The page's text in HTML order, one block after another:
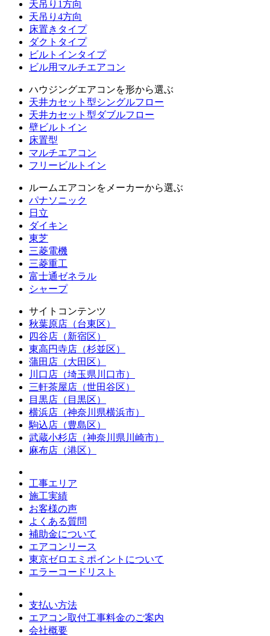
天吊り1方向
天吊り4方向
床置きタイプ
ダクトタイプ
ビルトインタイプ
ビル用マルチエアコン
ハウジングエアコンを形から選ぶ
天井カセット型シングルフロー
天井カセット型ダブルフロー
壁ビルトイン
床置型
マルチエアコン
フリービルトイン
ルームエアコンをメーカーから選ぶ
パナソニック
日立
ダイキン
東芝
三菱電機
三菱重工
富士通ゼネラル
シャープ
サイトコンテンツ
秋葉原店（台東区）
四谷店（新宿区）
東高円寺店（杉並区）
蒲田店（大田区）
川口店（埼玉県川口市）
三軒茶屋店（世田谷区）
目黒店（目黒区）
横浜店（神奈川県横浜市）
駒込店（豊島区）
武蔵小杉店（神奈川県川崎市）
麻布店（港区）
工事エリア
施工実績
お客様の声
よくある質問
補助金について
エアコンリース
東京ゼロエミポイントについて
エラーコードリスト
支払い方法
エアコン取付工事料金のご案内
会社概要